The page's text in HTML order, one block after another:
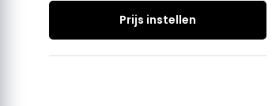
Prijs instellen